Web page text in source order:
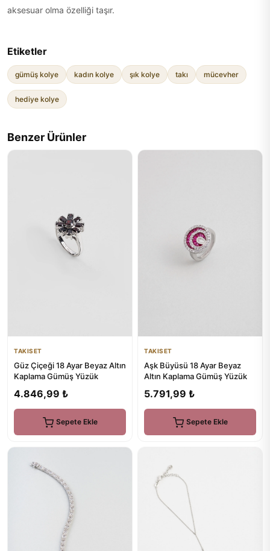
aksesuar olma özelliği taşır.
Etiketler
gümüş kolye kadın kolye şık kolye takı mücevher
hediye kolye
Benzer Ürünler
TAKISET
Güz Çiçeği 18 Ayar Beyaz Altın
Kaplama Gümüş Yüzük
4.846,99 ₺
Sepete Ekle
TAKISET
Aşk Büyüsü 18 Ayar Beyaz
Altın Kaplama Gümüş Yüzük
5.791,99 ₺
Sepete Ekle